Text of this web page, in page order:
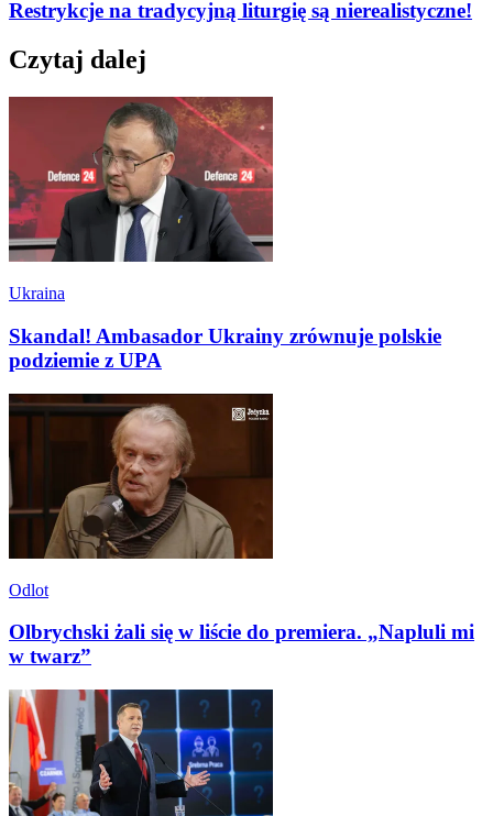
Restrykcje na tradycyjną liturgię są nierealistyczne!
Czytaj dalej
Ukraina
Skandal! Ambasador Ukrainy zrównuje polskie
podziemie z UPA
Odlot
Olbrychski żali się w liście do premiera. „Napluli mi
w twarz”